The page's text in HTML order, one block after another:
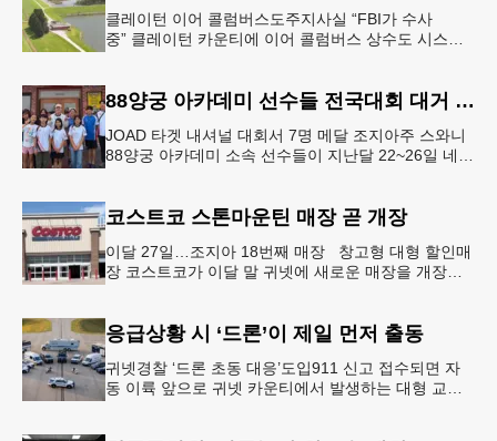
클레이턴 이어 콜럼버스도주지사실 “FBI가 수사
중” 클레이턴 카운티에 이어 콜럼버스 상수도 시스템
88양궁 아카데미 선수들 전국대회 대거 입상
JOAD 타겟 내셔널 대회서 7명 메달 조지아주 스와니
88양궁 아카데미 소속 선수들이 지난달 22~26일 네브
코스트코 스톤마운틴 매장 곧 개장
이달 27일…조지아 18번째 매장 창고형 대형 할인매
장 코스트코가 이달 말 귀넷에 새로운 매장을 개장한
응급상황 시 ‘드론’이 제일 먼저 출동
귀넷경찰 ‘드론 초동 대응’도입911 신고 접수되면 자
동 이륙 앞으로 귀넷 카운티에서 발생하는 대형 교통